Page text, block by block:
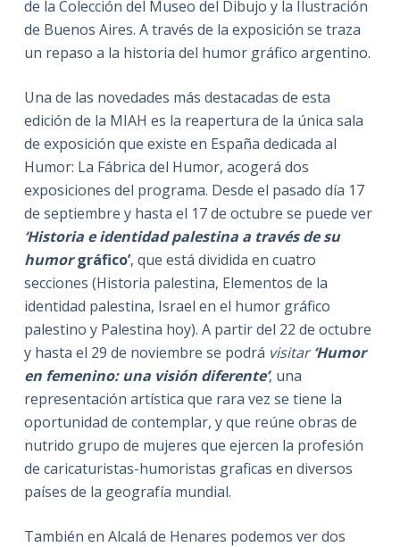
de la Colección del Museo del Dibujo y la Ilustración
de Buenos Aires. A través de la exposición se traza
un repaso a la historia del humor gráfico argentino.
Una de las novedades más destacadas de esta
edición de la MIAH es la reapertura de la única sala
de exposición que existe en España dedicada al
Humor: La Fábrica del Humor, acogerá dos
exposiciones del programa. Desde el pasado día 17
de septiembre y hasta el 17 de octubre se puede ver
‘Historia e identidad palestina a través de su
humorgráfico’, que está dividida en cuatro
secciones (Historia palestina, Elementos de la
identidad palestina, Israel en el humor gráfico
palestino y Palestina hoy). A partir del 22 de octubre
y hasta el 29 de noviembre se podrá visitar‘Humor
en femenino: una visión diferente’, una
representación artística que rara vez se tiene la
oportunidad de contemplar, y que reúne obras de
nutrido grupo de mujeres que ejercen la profesión
de caricaturistas-humoristas graficas en diversos
países de la geografía mundial.
También en Alcalá de Henares podemos ver dos